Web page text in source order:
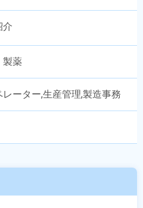
介
製薬
ーター,生産管理,製造事務